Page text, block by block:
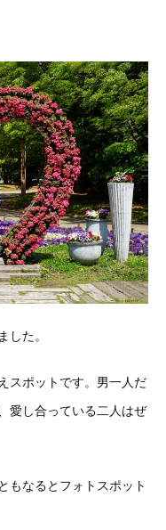
した。
スポットです。男一人だ
愛し合っている二人はぜ
もなるとフォトスポット